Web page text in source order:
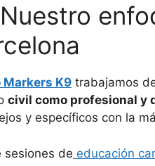
Nuestro
Markers K9 trabajamos
civil como profesional y
y específicos con la
sesiones de educación